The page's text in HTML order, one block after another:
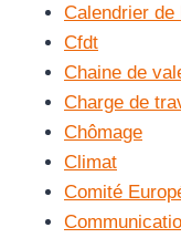
Calendrier de
Cfdt
Chaine de
Charge de
Chômage
Climat
Comité